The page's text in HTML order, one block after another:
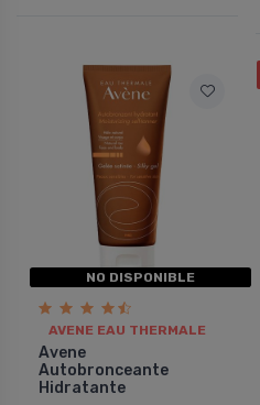
NO DISPONIBLE
AVENE EAU THERMALE
Avene
Autobronceante
Hidratante